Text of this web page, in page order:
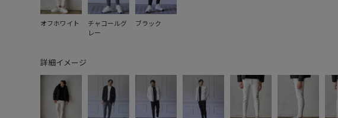
オフホワイト
チャコールグ
レー
ブラック
詳細イメージ